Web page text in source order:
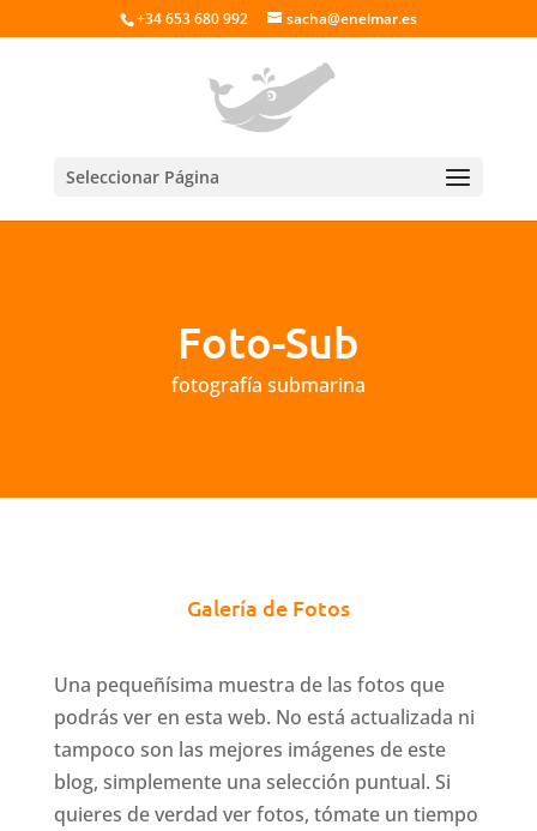
+34 653 680 992 sacha@enelmar.es
Seleccionar Página
Foto-Sub
fotografía submarina
Galería de Fotos
Una pequeñísima muestra de las fotos que
podrás ver en esta web. No está actualizada ni
tampoco son las mejores imágenes de este
blog, simplemente una selección puntual. Si
quieres de verdad ver fotos, tómate un tiempo